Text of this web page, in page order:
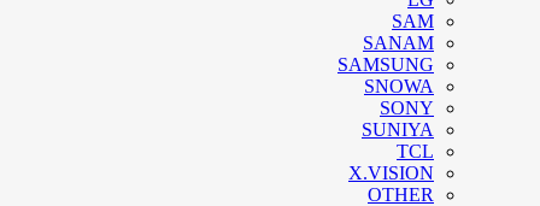
SAM
SANAM
SAMSUNG
SNOWA
SONY
SUNIYA
TCL
X.VISION
OTHER